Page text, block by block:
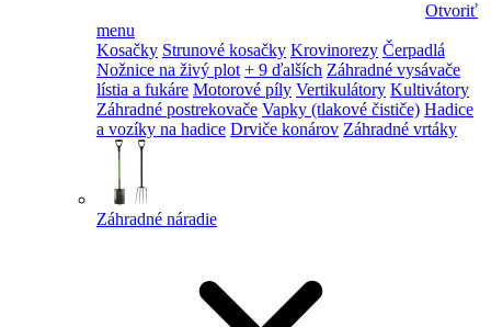
Otvoriť
menu
Kosačky Strunové kosačky Krovinorezy Čerpadlá
Nožnice na živý plot + 9 ďalších Záhradné vysávače
lístia a fukáre Motorové píly Vertikulátory Kultivátory
Záhradné postrekovače Vapky (tlakové čističe) Hadice
a vozíky na hadice Drviče konárov Záhradné vrtáky
Záhradné náradie